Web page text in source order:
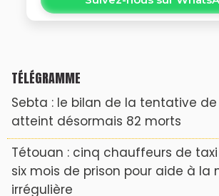
TÉLÉGRAMME
Sebta : le bilan de la tentative
atteint désormais 82 morts
Tétouan : cinq chauffeurs de
six mois de prison pour aide à la
irrégulière